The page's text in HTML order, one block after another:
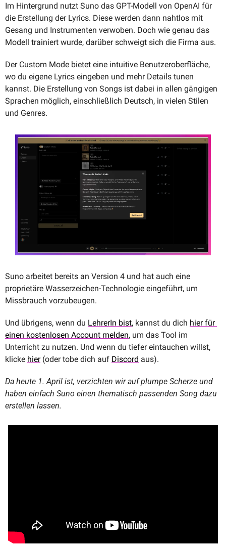
Im Hintergrund nutzt Suno das GPT-Modell von OpenAI für
die Erstellung der Lyrics. Diese werden dann nahtlos mit
Gesang und Instrumenten verwoben. Doch wie genau das
Modell trainiert wurde, darüber schweigt sich die Firma aus.
Der Custom Mode bietet eine intuitive Benutzeroberfläche,
wo du eigene Lyrics eingeben und mehr Details tunen
kannst. Die Erstellung von Songs ist dabei in allen gängigen
Sprachen möglich, einschließlich Deutsch, in vielen Stilen
und Genres.
Suno arbeitet bereits an Version 4 und hat auch eine
proprietäre Wasserzeichen-Technologie eingeführt, um
Missbrauch vorzubeugen.
Und übrigens, wenn du LehrerIn bist, kannst du dich hier für
einen kostenlosen Account melden, um das Tool im
Unterricht zu nutzen. Und wenn du tiefer eintauchen willst,
klicke hier (oder tobe dich auf Discord aus).
Da heute 1. April ist, verzichten wir auf plumpe Scherze und
haben einfach Suno einen thematisch passenden Song dazu
erstellen lassen.